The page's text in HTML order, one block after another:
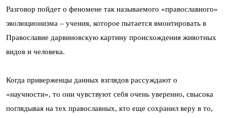
Разговор пойдет о феномене так называемого «православного»
эволюционизма – учения, которое пытается вмонтировать в
Православие дарвиновскую картину происхождения животных
видов и человека.
Когда приверженцы данных взглядов рассуждают о
«научности», то они чувствуют себя очень уверенно, свысока
поглядывая на тех православных, кто еще сохранил веру в то,